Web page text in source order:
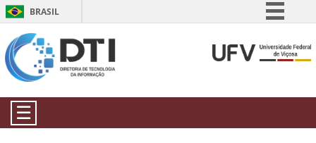
BRASIL
Comunica BR
☰